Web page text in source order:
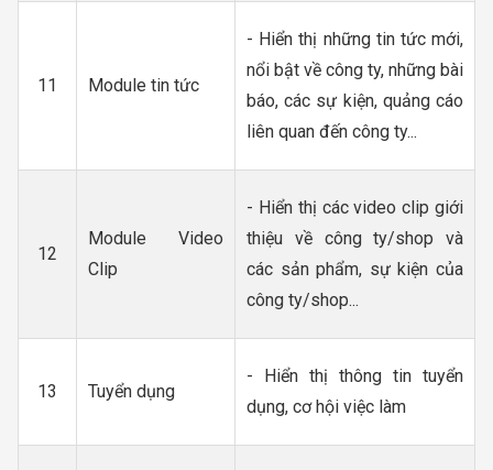
11 Module tin tức
- Hiển thị những tin tức mới,
nổi bật về công ty, những bài
báo, các sự kiện, quảng cáo
liên quan đến công ty...
12
Module Video
Clip
- Hiển thị các video clip giới
thiệu về công ty/shop và
các sản phẩm, sự kiện của
công ty/shop...
13 Tuyển dụng
- Hiển thị thông tin tuyển
dụng, cơ hội việc làm